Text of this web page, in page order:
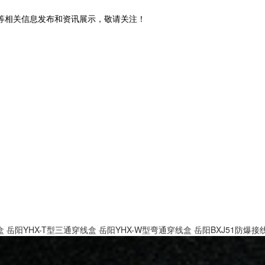
关信息发布和资讯展示，敬请关注！
岳阳YHX-T型三通穿线盒 岳阳YHX-W型弯通穿线盒 岳阳BXJ51防爆接